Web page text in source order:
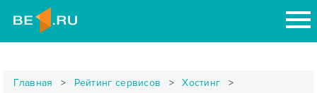
Главная Рейтинг сервисов
Хостинг